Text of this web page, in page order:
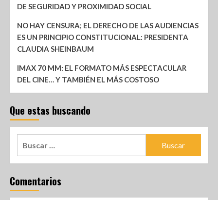
DE SEGURIDAD Y PROXIMIDAD SOCIAL
NO HAY CENSURA; EL DERECHO DE LAS AUDIENCIAS
ES UN PRINCIPIO CONSTITUCIONAL: PRESIDENTA
CLAUDIA SHEINBAUM
IMAX 70 MM: EL FORMATO MÁS ESPECTACULAR
DEL CINE… Y TAMBIÉN EL MÁS COSTOSO
Que estas buscando
Comentarios